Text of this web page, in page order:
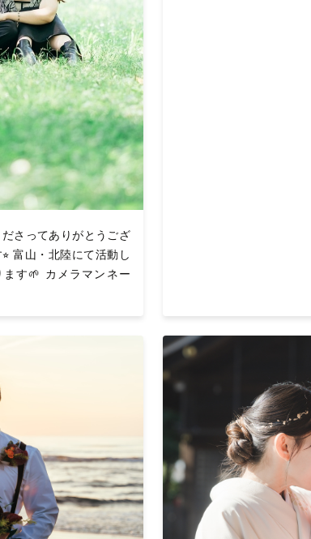
ださってありがとうござ
富山・北陸にて活動し
ます🌱 カメラマンネー